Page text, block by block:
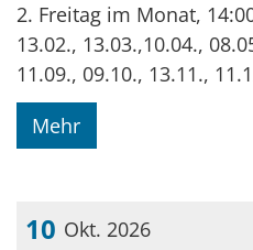
2. Freitag im Monat,
13.02., 13.03.,10.04.,
11.09., 09.10., 13.11.,
Mehr
10 Okt. 2026